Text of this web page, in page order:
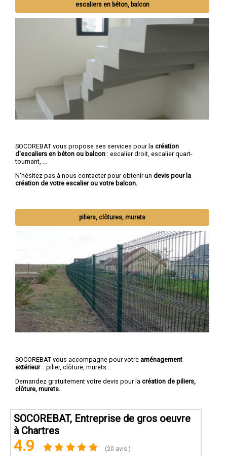
escaliers en béton, balcon
SOCOREBAT vous propose ses services pour la création
d'escaliers en béton ou balcon : escalier droit, escalier quart-
tournant, ...
N'hésitez pas à nous contacter pour obtenir un devis pour la
création de votre escalier ou votre balcon.
piliers, clôtures, murets
SOCOREBAT vous accompagne pour votre aménagement
extérieur : pilier, clôture, murets...
Demandez gratuitement votre devis pour la création de piliers,
clôture, murets.
SOCOREBAT, Entreprise de gros oeuvre
à Chartres
4.9 (20 avis )